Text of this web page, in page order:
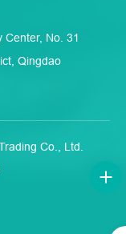
Center, No. 31
Qingdao
Co., Ltd.